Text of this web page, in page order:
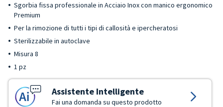
Sgorbia fissa professionale in Acciaio Inox con manico ergonomico
Premium
Per la rimozione di tutti i tipi di callosità e ipercheratosi
Sterilizzabile in autoclave
Misura 8
1 pz
Assistente Intelligente
Fai una domanda su questo prodotto